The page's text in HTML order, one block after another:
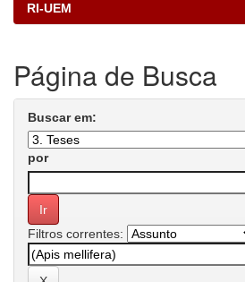
RI-UEM
Página de Busca
Buscar em:
por
Filtros correntes: